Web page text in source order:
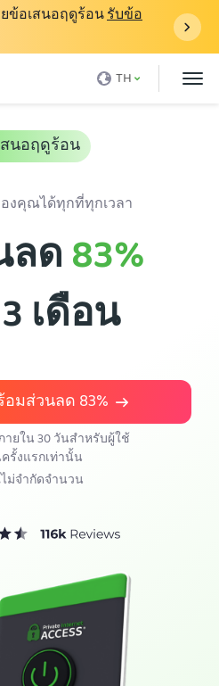
ข้อเสนอฤดูร้อนรับข้อ
TH
PIA VPN
นอฤดูร้อน
งคุณได้ทุกที่ทุกเวลา
ลด83%
เดือน
อมส่วนลด83%
ยใน 30 วันสำหรับผู้ใช้
รั้งแรกเท่านั้น
จำกัดจำนวน